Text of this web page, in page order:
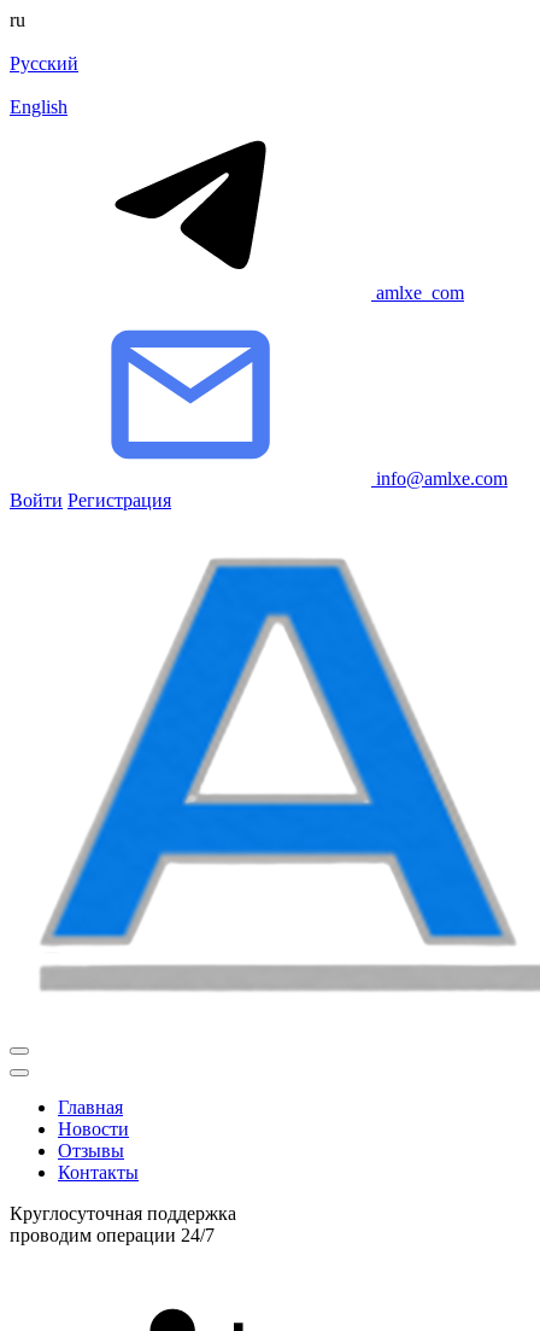
ru
Русский
English
amlxe_com
info@amlxe.com
Войти Регистрация
Главная
Новости
Отзывы
Контакты
Круглосуточная поддержка
проводим операции 24/7